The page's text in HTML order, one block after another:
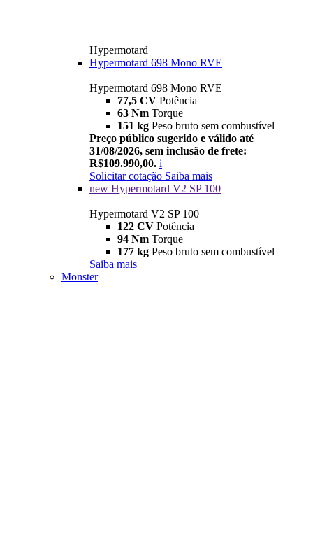
Hypermotard
Hypermotard 698 Mono RVE
Hypermotard 698 Mono RVE
77,5 CV Potência
63 Nm Torque
151 kg Peso bruto sem combustível
Preço público sugerido e válido até
31/08/2026, sem inclusão de frete:
R$109.990,00. i
Solicitar cotação Saiba mais
new Hypermotard V2 SP 100
Hypermotard V2 SP 100
122 CV Potência
94 Nm Torque
177 kg Peso bruto sem combustível
Saiba mais
Monster